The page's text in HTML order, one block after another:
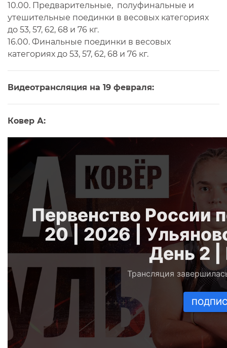
10.00. Предварительные, полуфинальные и
утешительные поединки в весовых категориях
до 53, 57, 62, 68 и 76 кг.
16.00. Финальные поединки в весовых
категориях до 53, 57, 62, 68 и 76 кг.
Видеотрансляция на 19 февраля:
Ковер А: